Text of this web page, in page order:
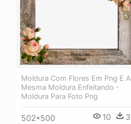
Moldura Com Flores Em Png E A
Mesma Moldura Enfeitando -
Moldura Para Foto Png
502*500 10 3